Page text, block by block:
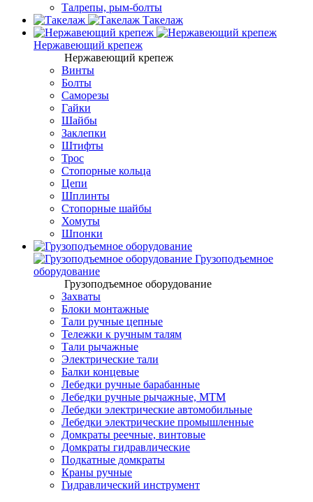
Талрепы, рым-болты
Такелаж
Нержавеющий крепеж
Нержавеющий крепеж
Винты
Болты
Саморезы
Гайки
Шайбы
Заклепки
Штифты
Трос
Стопорные кольца
Цепи
Шплинты
Стопорные шайбы
Хомуты
Шпонки
Грузоподъемное
оборудование
Грузоподъемное оборудование
Захваты
Блоки монтажные
Тали ручные цепные
Тележки к ручным талям
Тали рычажные
Электрические тали
Балки концевые
Лебедки ручные барабанные
Лебедки ручные рычажные, МТМ
Лебедки электрические автомобильные
Лебедки электрические промышленные
Домкраты реечные, винтовые
Домкраты гидравлические
Подкатные домкраты
Краны ручные
Гидравлический инструмент